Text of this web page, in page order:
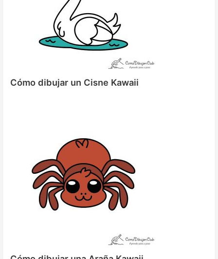
Cómo dibujar un Cisne Kawaii